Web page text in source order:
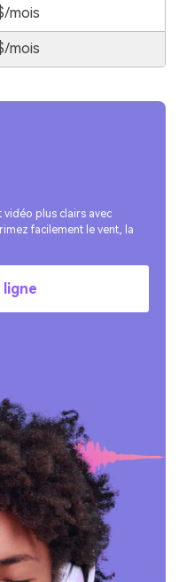
mois
mois
plus clairs avec
facilement le vent, la
ligne